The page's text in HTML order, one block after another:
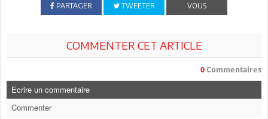
PARTAGER TWEETER
VOUS
COMMENTER CET ARTICLE
0 Commentaires
Ecrire un commentaire
Commenter